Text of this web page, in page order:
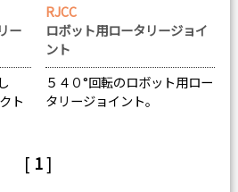
ー
ト
RJCC
ロボット用ロータリージョイ
ント
５４０°回転のロボット用ロー
タリージョイント。
[ 1]